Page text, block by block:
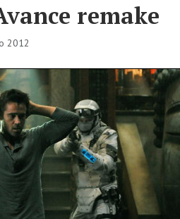
remake
2012